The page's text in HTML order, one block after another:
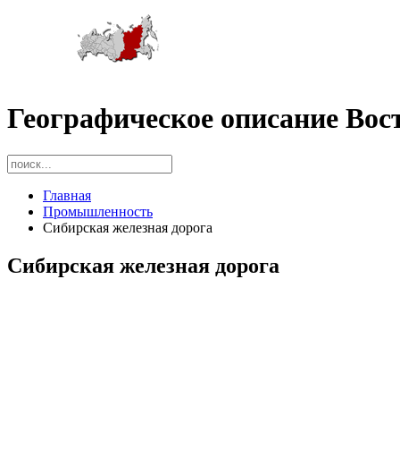
Географическое описание
Главная
Промышленность
Сибирская же­лезная дорога
Сибирская же­лезная дорога